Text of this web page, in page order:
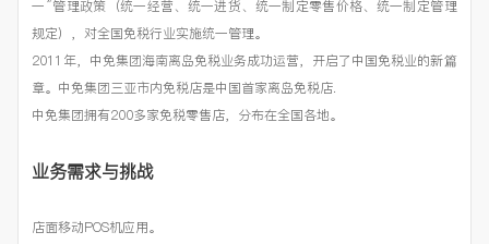
一”管理政策（统一经营、统一进货、统一制定零售价格、统一制定管理
规定），对全国免税行业实施统一管理。
2011年，中免集团海南离岛免税业务成功运营，开启了中国免税业的新篇
章。中免集团三亚市内免税店是中国首家离岛免税店.
中免集团拥有200多家免税零售店，分布在全国各地。
业务需求与挑战
店面移动POS机应用。